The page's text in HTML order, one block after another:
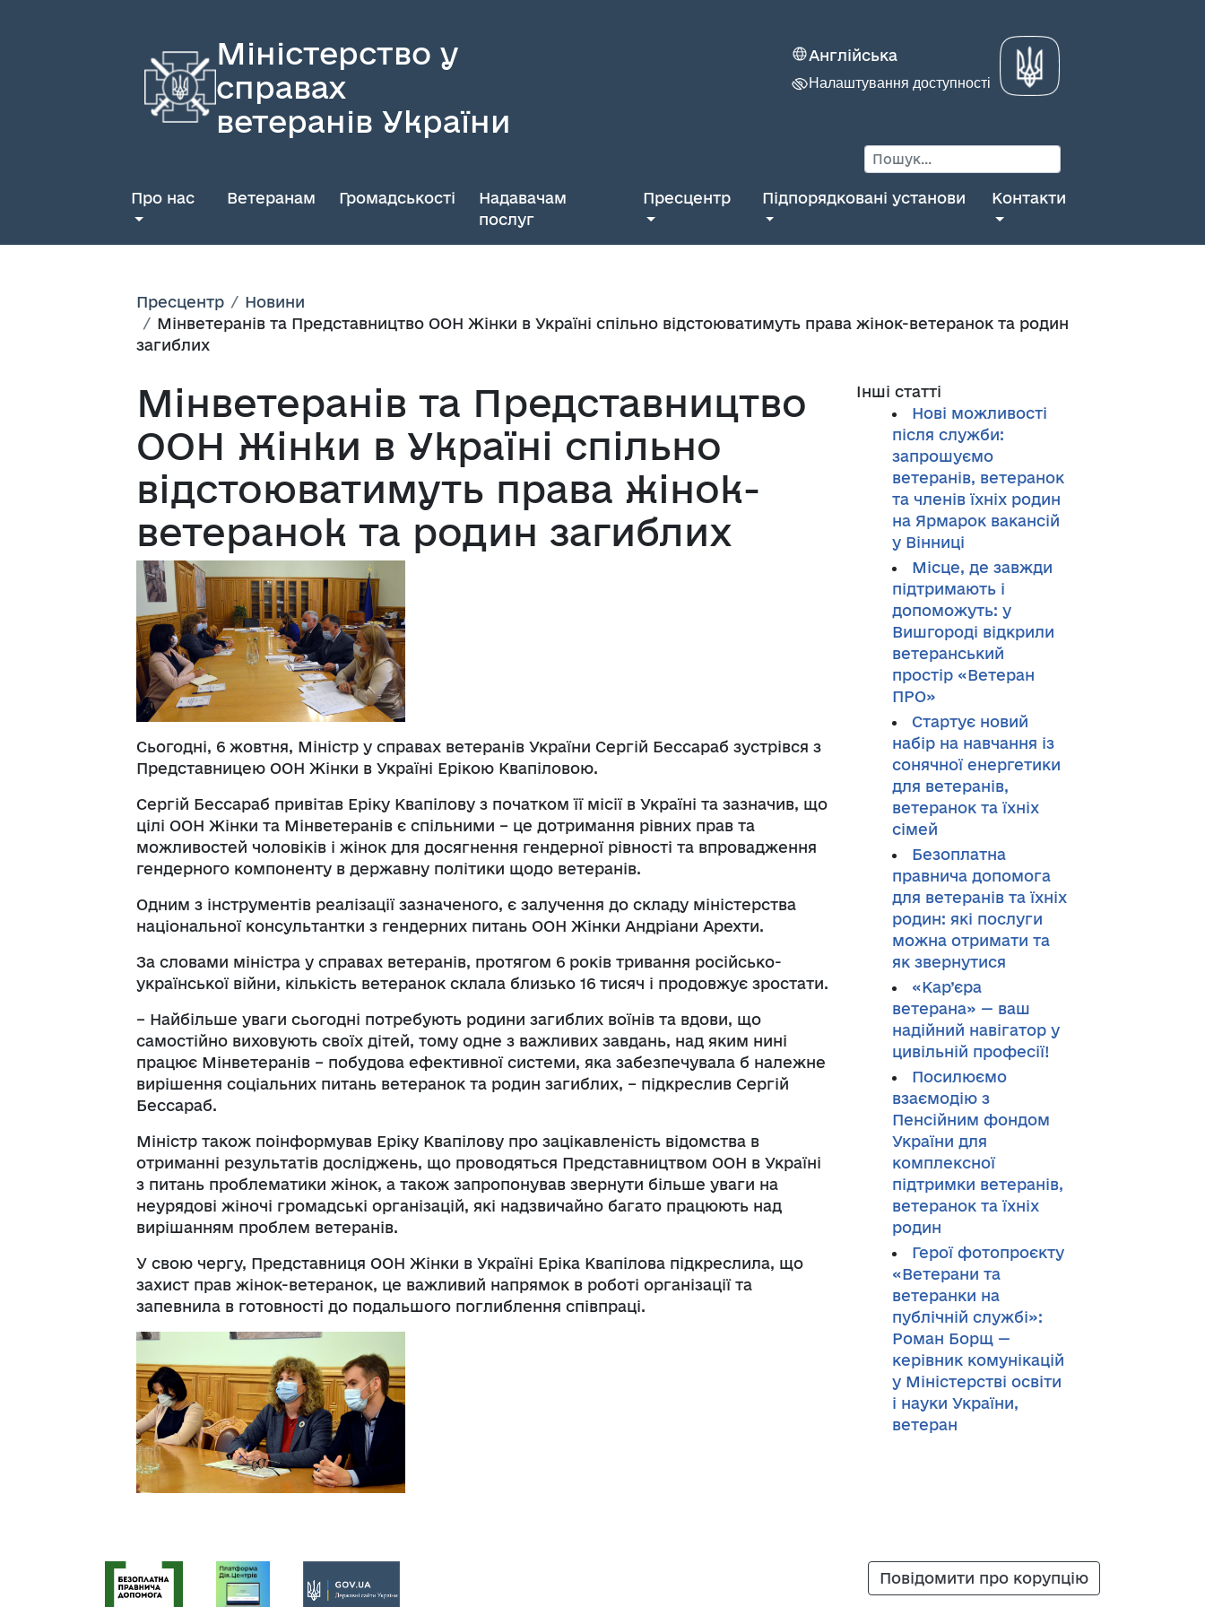
Міністерство у
справах
ветеранів України
Англійська
Налаштування доступності
Про нас Ветеранам Громадськості
Надавачам
послуг
Пресцентр Підпорядковані установи Контакти
Пресцентр
Новини
Мінветеранів та Представництво ООН Жінки в Україні спільно відстоюватимуть права жінок-ветеранок та родин
загиблих
Мінветеранів та Представництво
ООН Жінки в Україні спільно
відстоюватимуть права жінок-
ветеранок та родин загиблих
Сьогодні, 6 жовтня, Міністр у справах ветеранів України Сергій Бессараб зустрівся з
Представницею ООН Жінки в Україні Ерікою Квапіловою.
Сергій Бессараб привітав Еріку Квапілову з початком її місії в Україні та зазначив, що
цілі ООН Жінки та Мінветеранів є спільними – це дотримання рівних прав та
можливостей чоловіків і жінок для досягнення гендерної рівності та впровадження
гендерного компоненту в державну політики щодо ветеранів.
Одним з інструментів реалізації зазначеного, є залучення до складу міністерства
національної консультантки з гендерних питань ООН Жінки Андріани Арехти.
За словами міністра у справах ветеранів, протягом 6 років тривання російсько-
української війни, кількість ветеранок склала близько 16 тисяч і продовжує зростати.
– Найбільше уваги сьогодні потребують родини загиблих воїнів та вдови, що
самостійно виховують своїх дітей, тому одне з важливих завдань, над яким нині
працює Мінветеранів – побудова ефективної системи, яка забезпечувала б належне
вирішення соціальних питань ветеранок та родин загиблих, – підкреслив Сергій
Бессараб.
Міністр також поінформував Еріку Квапілову про зацікавленість відомства в
отриманні результатів досліджень, що проводяться Представництвом ООН в Україні
з питань проблематики жінок, а також запропонував звернути більше уваги на
неурядові жіночі громадські організацій, які надзвичайно багато працюють над
вирішанням проблем ветеранів.
У свою чергу, Представниця ООН Жінки в Україні Еріка Квапілова підкреслила, що
захист прав жінок-ветеранок, це важливий напрямок в роботі організації та
запевнила в готовності до подальшого поглиблення співпраці.
Інші статті
Нові можливості
після служби:
запрошуємо
ветеранів, ветеранок
та членів їхніх родин
на Ярмарок вакансій
у Вінниці
Місце, де завжди
підтримають і
допоможуть: у
Вишгороді відкрили
ветеранський
простір «Ветеран
ПРО»
Стартує новий
набір на навчання із
сонячної енергетики
для ветеранів,
ветеранок та їхніх
сімей
Безоплатна
правнича допомога
для ветеранів та їхніх
родин: які послуги
можна отримати та
як звернутися
«Кар’єра
ветерана» — ваш
надійний навігатор у
цивільній професії!
Посилюємо
взаємодію з
Пенсійним фондом
України для
комплексної
підтримки ветеранів,
ветеранок та їхніх
родин
Герої фотопроєкту
«Ветерани та
ветеранки на
публічній службі»:
Роман Борщ —
керівник комунікацій
у Міністерстві освіти
і науки України,
ветеран
Повідомити про корупцію